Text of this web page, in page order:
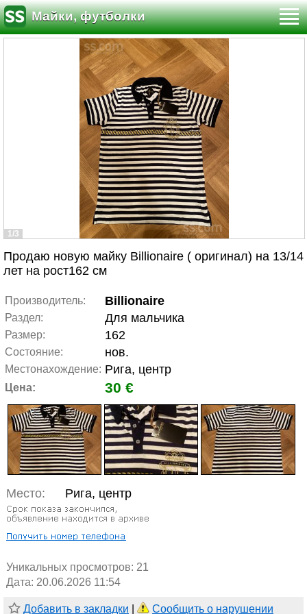
Майки, футболки
1/3
Продаю новую майку Billionaire ( оригинал) на 13/14
лет на рост162 см
Производитель: Billionaire
Раздел: Для мальчика
Размер: 162
Состояние: нов.
Местонахождение: Рига, центр
Цена: 30 €
Место: Рига, центр
Уникальных просмотров: 21
Дата: 20.06.2026 11:54
Добавить в закладки Сообщить о нарушении